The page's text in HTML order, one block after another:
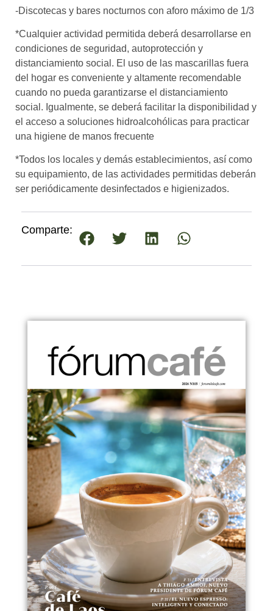
-Discotecas y bares nocturnos con aforo máximo de 1/3
*Cualquier actividad permitida deberá desarrollarse en
condiciones de seguridad, autoprotección y
distanciamiento social. El uso de las mascarillas fuera
del hogar es conveniente y altamente recomendable
cuando no pueda garantizarse el distanciamiento
social. Igualmente, se deberá facilitar la disponibilidad y
el acceso a soluciones hidroalcohólicas para practicar
una higiene de manos frecuente
*Todos los locales y demás establecimientos, así como
su equipamiento, de las actividades permitidas deberán
ser periódicamente desinfectados e higienizados.
Comparte: